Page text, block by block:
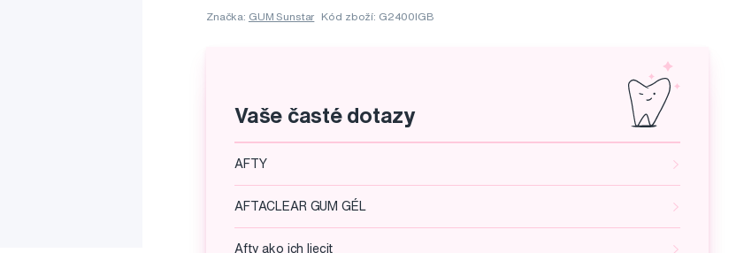
Značka: GUM Sunstar Kód zboží: G2400IGB
Vaše časté dotazy
AFTY
AFTACLEAR GUM GÉL
Afty ako ich liecit